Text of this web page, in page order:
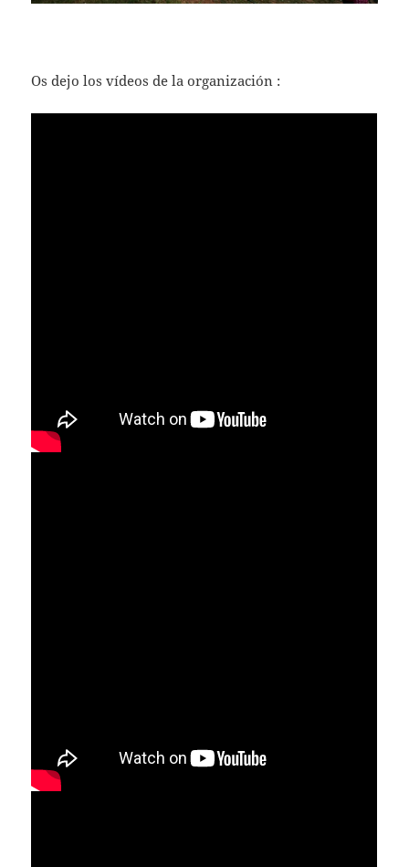
Os dejo los vídeos de la organización :